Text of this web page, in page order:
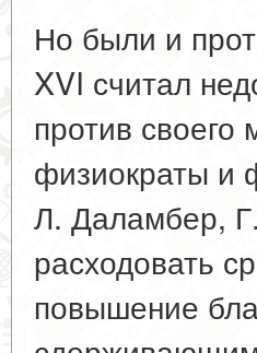
Но были и
XVI считал
против
физиократы и
Л. Даламбер,
расходовать
повышение